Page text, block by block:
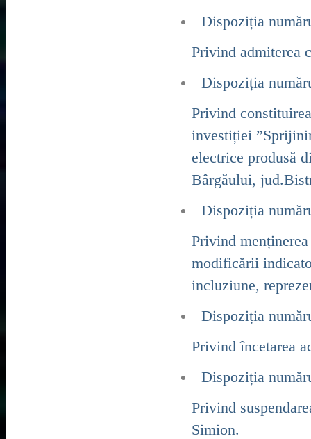
Dispoziția
Privind admiterea
Dispoziția
Privind
investiției
electrice produsă
Bârgăului,
Dispoziția
Privind
modificării
incluziune,
Dispoziția
Privind încetarea
Dispoziția
Privind
Simion.